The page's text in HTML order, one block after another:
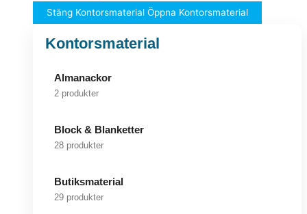
Stäng Kontorsmaterial Öppna Kontorsmaterial
Kontorsmaterial
Almanackor
2 produkter
Block & Blanketter
28 produkter
Butiksmaterial
29 produkter